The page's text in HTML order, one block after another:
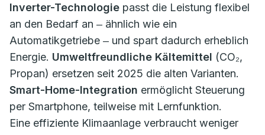
Inverter-Technologie passt die Leistung flexibel
an den Bedarf an ‒ ähnlich wie ein
Automatikgetriebe ‒ und spart dadurch erheblich
Energie. Umweltfreundliche Kältemittel (CO₂,
Propan) ersetzen seit 2025 die alten Varianten.
Smart-Home-Integration ermöglicht Steuerung
per Smartphone, teilweise mit Lernfunktion.
Eine effiziente Klimaanlage verbraucht weniger